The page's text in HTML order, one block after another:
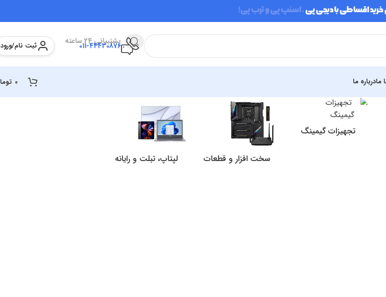
پشتیبانی 24 ساعته
011-44430876 ثبت نام/ورود
مادرباره ما
تجهیزات گیمینگ
سخت افزار و قطعات لپتاپ، تبلت و رایانه